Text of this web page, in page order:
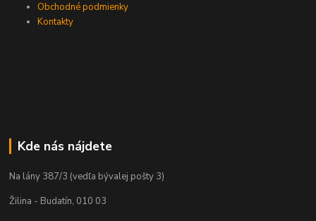
Obchodné podmienky
Kontakty
Kde nás nájdete
Na lány 387/3 (vedľa bývalej pošty 3)
Žilina - Budatín, 010 03